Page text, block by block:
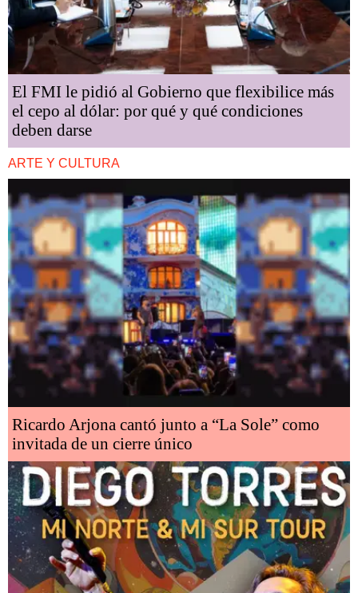
El FMI le pidió al Gobierno que flexibilice más
el cepo al dólar: por qué y qué condiciones
deben darse
ARTE Y CULTURA
Ricardo Arjona cantó junto a “La Sole” como
invitada de un cierre único